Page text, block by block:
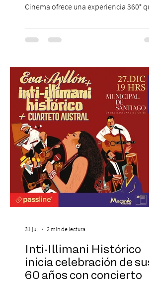
Cinema ofrece una experiencia 360° que
cinematográfica y actores en vivo,
recreando algunos de los universos más
una nueva atracción a su oferta
gastronómica y turística con la apertura de
Cinema, un restaurante temático
inspirado en el concepto de un museo de
Hollywood, que promete transportar a sus
visitantes a distintos
Inti-Illimani Histórico
inicia celebración de sus
60 años con concierto
31 jul 2 min de lectura